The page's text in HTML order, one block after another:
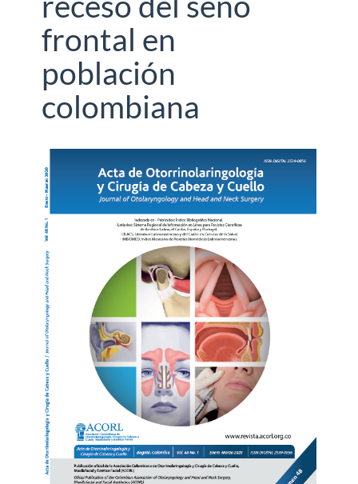
frontal en
población
colombiana
Barra
lateral
del
artículo